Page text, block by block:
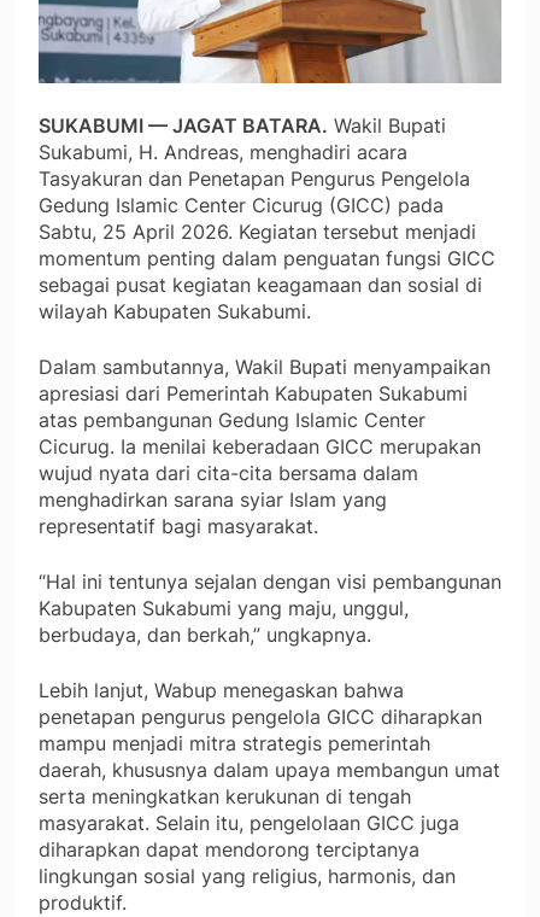
SUKABUMI — JAGAT BATARA. Wakil Bupati
Sukabumi, H. Andreas, menghadiri acara
Tasyakuran dan Penetapan Pengurus Pengelola
Gedung Islamic Center Cicurug (GICC) pada
Sabtu, 25 April 2026. Kegiatan tersebut menjadi
momentum penting dalam penguatan fungsi GICC
sebagai pusat kegiatan keagamaan dan sosial di
wilayah Kabupaten Sukabumi.
Dalam sambutannya, Wakil Bupati menyampaikan
apresiasi dari Pemerintah Kabupaten Sukabumi
atas pembangunan Gedung Islamic Center
Cicurug. Ia menilai keberadaan GICC merupakan
wujud nyata dari cita-cita bersama dalam
menghadirkan sarana syiar Islam yang
representatif bagi masyarakat.
“Hal ini tentunya sejalan dengan visi pembangunan
Kabupaten Sukabumi yang maju, unggul,
berbudaya, dan berkah,” ungkapnya.
Lebih lanjut, Wabup menegaskan bahwa
penetapan pengurus pengelola GICC diharapkan
mampu menjadi mitra strategis pemerintah
daerah, khususnya dalam upaya membangun umat
serta meningkatkan kerukunan di tengah
masyarakat. Selain itu, pengelolaan GICC juga
diharapkan dapat mendorong terciptanya
lingkungan sosial yang religius, harmonis, dan
produktif.